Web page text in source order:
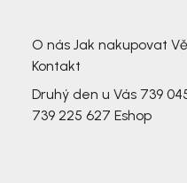
O nás Jak nakupovat
Kontakt
Druhý den u Vás 739
739 225 627 Eshop